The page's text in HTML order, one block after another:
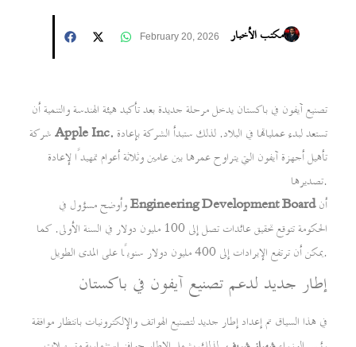
مكتب الأخبار February 20, 2026
تصنيع آيفون في باكستان يدخل مرحلة جديدة بعد تأكيد هيئة الهندسة والتنمية أن
Apple Inc.
تأهيل أجهزة آيفون التي يتراوح عمرها بين عامين وثلاثة أعوام تمهيدًا لإعادة
تصديرها.
Engineering Development Boardأن
الحكومة تتوقع تحقيق عائدات تصل إلى 100 مليون دولار في السنة الأولى. كما
يمكن أن ترتفع الإيرادات إلى 400 مليون دولار سنويًا على المدى الطويل.
إطار جديد لدعم تصنيع آيفون في باكستان
في هذا السياق تم إعداد إطار جديد لتصنيع الهواتف والإلكترونيات بانتظار موافقة